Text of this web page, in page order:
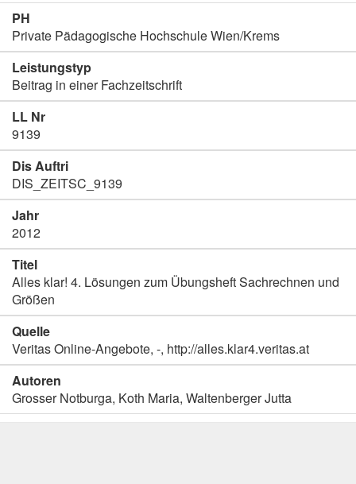
PH
Private Pädagogische Hochschule Wien/Krems
Leistungstyp
Beitrag in einer Fachzeitschrift
LL Nr
9139
Dis Auftri
DIS_ZEITSC_9139
Jahr
2012
Titel
Alles klar! 4. Lösungen zum Übungsheft Sachrechnen und
Größen
Quelle
Veritas Online-Angebote, -, http://alles.klar4.veritas.at
Autoren
Grosser Notburga, Koth Maria, Waltenberger Jutta